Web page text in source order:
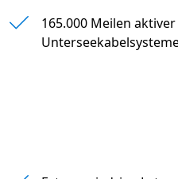
" "
165.000 Meilen